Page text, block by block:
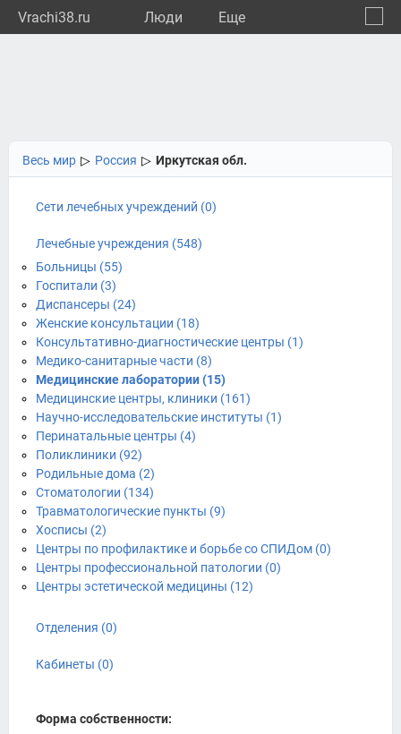
Vrachi38.ru Люди Eще
Весь мир ▷ Россия ▷ Иркутская обл.
Сети лечебных учреждений (0)
Лечебные учреждения (548)
Больницы (55)
Госпитали (3)
Диспансеры (24)
Женские консультации (18)
Консультативно-диагностические центры (1)
Медико-санитарные части (8)
Медицинские лаборатории (15)
Медицинские центры, клиники (161)
Научно-исследовательские институты (1)
Перинатальные центры (4)
Поликлиники (92)
Родильные дома (2)
Стоматологии (134)
Травматологические пункты (9)
Хосписы (2)
Центры по профилактике и борьбе со СПИДом (0)
Центры профессиональной патологии (0)
Центры эстетической медицины (12)
Отделения (0)
Кабинеты (0)
Форма собственности: